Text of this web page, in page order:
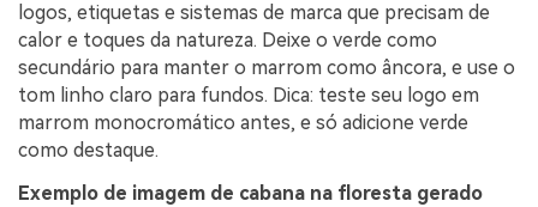
logos, etiquetas e sistemas de marca que precisam de
calor e toques da natureza. Deixe o verde como
secundário para manter o marrom como âncora, e use o
tom linho claro para fundos. Dica: teste seu logo em
marrom monocromático antes, e só adicione verde
como destaque.
Exemplo de imagem de cabana na floresta gerado